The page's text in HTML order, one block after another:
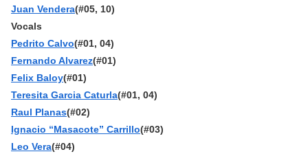
Juan Vendera(#05, 10)
Vocals
Pedrito Calvo(#01, 04)
Fernando Alvarez(#01)
Felix Baloy(#01)
Teresita Garcia Caturla(#01, 04)
Raul Planas(#02)
Ignacio “Masacote” Carrillo(#03)
Leo Vera(#04)